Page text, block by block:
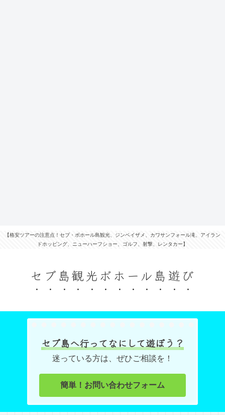
【格安ツアーの注意点！セブ・ボホール島観光、ジンベイザメ、カワサンフォール滝、アイラン
ドホッピング、ニューハーフショー、ゴルフ、射撃、レンタカー】
セブ島観光ボホール島遊び
セブ島へ行ってなにして遊ぼう？
迷っている方は、ぜひご相談を！
簡単！お問い合わせフォーム